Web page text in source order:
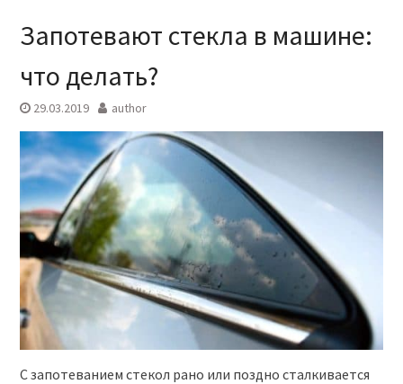
Запотевают стекла в машине:
что делать?
29.03.2019 author
С запотеванием стекол рано или поздно сталкивается